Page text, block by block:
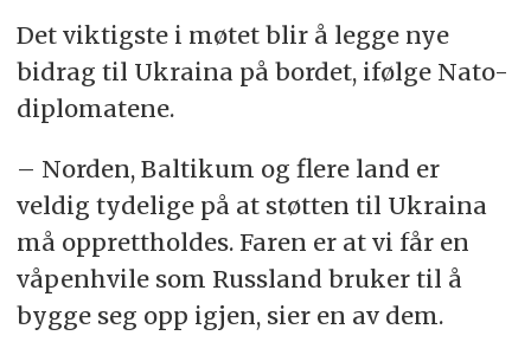
Det viktigste i møtet blir å legge nye
bidrag til Ukraina på bordet, ifølge Nato-
diplomatene.
– Norden, Baltikum og flere land er
veldig tydelige på at støtten til Ukraina
må opprettholdes. Faren er at vi får en
våpenhvile som Russland bruker til å
bygge seg opp igjen, sier en av dem.